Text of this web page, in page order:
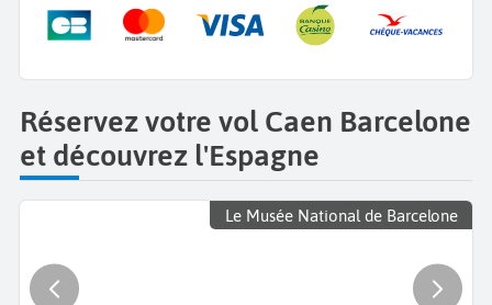
Réservez votre vol Caen Barcelone
et découvrez l'Espagne
Le Musée National de Barcelone